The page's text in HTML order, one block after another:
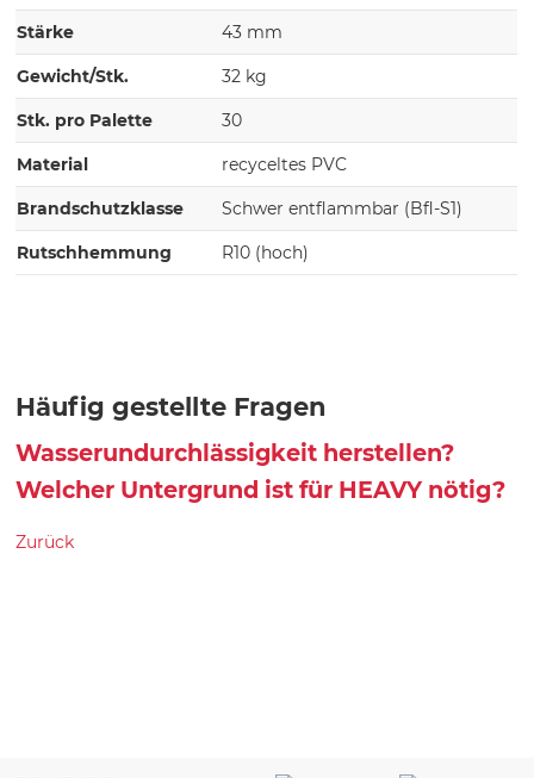
Stärke 43 mm
Gewicht/Stk. 32 kg
Stk. pro Palette 30
Material recyceltes PVC
Brandschutzklasse Schwer entflammbar (Bfl-S1)
Rutschhemmung R10 (hoch)
Häufig gestellte Fragen
Wasserundurchlässigkeit herstellen?
Welcher Untergrund ist für HEAVY nötig?
Zurück